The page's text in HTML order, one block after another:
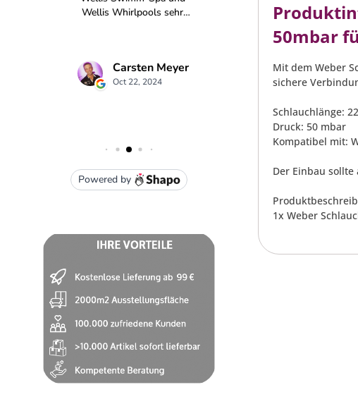
50mbar
Mit dem Weber
sichere
Schlauchlänge:
Druck: 50 mbar
Kompatibel mit:
Der Einbau
1x Weber